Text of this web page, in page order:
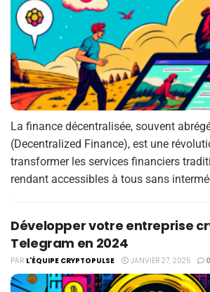
La finance décentralisée, souvent
(Decentralized Finance), est une
transformer les services financiers
rendant accessibles à tous sans
Développer votre entreprise
Telegram en 2024
PAR L'ÉQUIPE CRYPTOPULSE JANVIER 27, 2025 0